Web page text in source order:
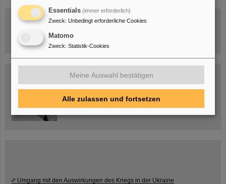
Besichtigung von GSI/FAIR –
jetzt Termin buchen!
Menschen...hinter GSI und FAIR.
Umgang mit den Auswirkungen des Kriegs in der Ukraine
Essentials (immer erforderlich)
Zweck: Unbedingt erforderliche Cookies
Matomo
Zweck: Statistik-Cookies
Meine Auswahl bestätigen
Alle zulassen und fortsetzen